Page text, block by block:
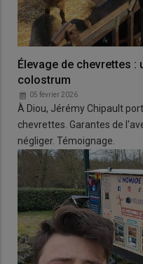
Élevage de chevrettes :
colostrum
05 février 2026
À Diou, Jérémy Chipault
chevrettes. Garantes de
négliger. Témoignage.